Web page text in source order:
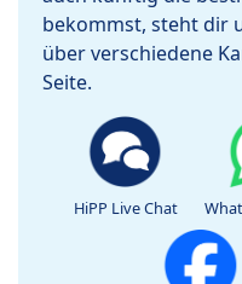
bekommst, steht dir
über verschiedene
Seite.
HiPP Live Chat